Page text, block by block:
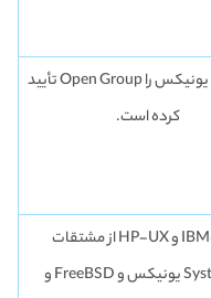
نام تجاری یونیکس را Open Group تأیید
کرده است.
IBM-AIX و HP-UX از مشتقات
System-V یونیکس و FreeBSD و